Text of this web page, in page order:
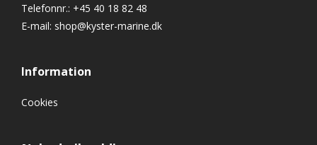
Telefonnr.: +45 40 18 82 48
E-mail: shop@kyster-marine.dk
Information
Cookies